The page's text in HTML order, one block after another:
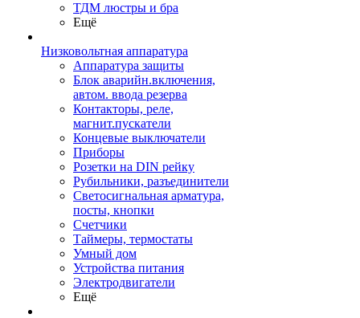
ТДМ люстры и бра
Ещё
Низковольтная аппаратура
Аппаратура защиты
Блок аварийн.включения,
автом. ввода резерва
Контакторы, реле,
магнит.пускатели
Концевые выключатели
Приборы
Розетки на DIN рейку
Рубильники, разъединители
Светосигнальная арматура,
посты, кнопки
Счетчики
Таймеры, термостаты
Умный дом
Устройства питания
Электродвигатели
Ещё